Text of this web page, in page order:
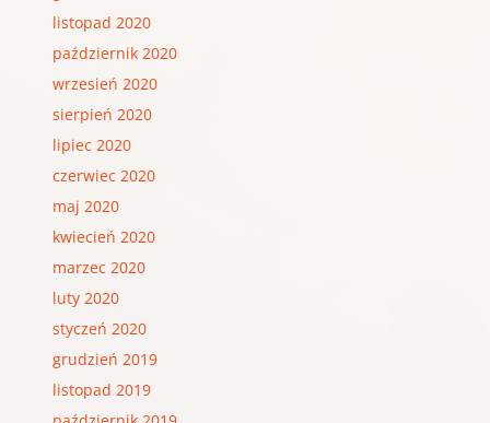
listopad 2020
październik 2020
wrzesień 2020
sierpień 2020
lipiec 2020
czerwiec 2020
maj 2020
kwiecień 2020
marzec 2020
luty 2020
styczeń 2020
grudzień 2019
listopad 2019